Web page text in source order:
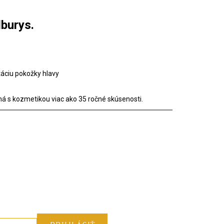
pokožky hlavy
s kozmetikou viac ako 35 ročné skúsenosti.